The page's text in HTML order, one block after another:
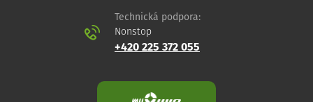
Technická podpora:
Nonstop
+420 225 372 055